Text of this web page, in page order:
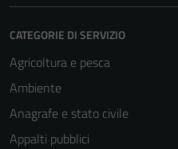
CATEGORIE DI SERVIZIO
Agricoltura e pesca
Ambiente
Anagrafe e stato civile
Appalti pubblici